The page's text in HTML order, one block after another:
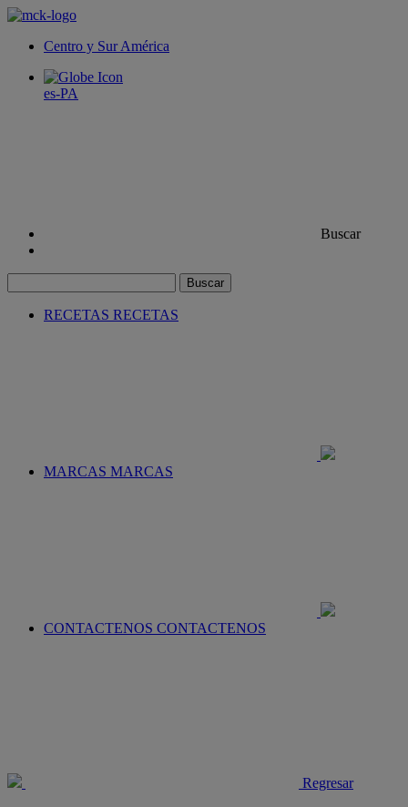
Centro y Sur América
es-PA
Buscar
Buscar
RECETAS RECETAS
MARCAS MARCAS
CONTACTENOS CONTACTENOS
Regresar